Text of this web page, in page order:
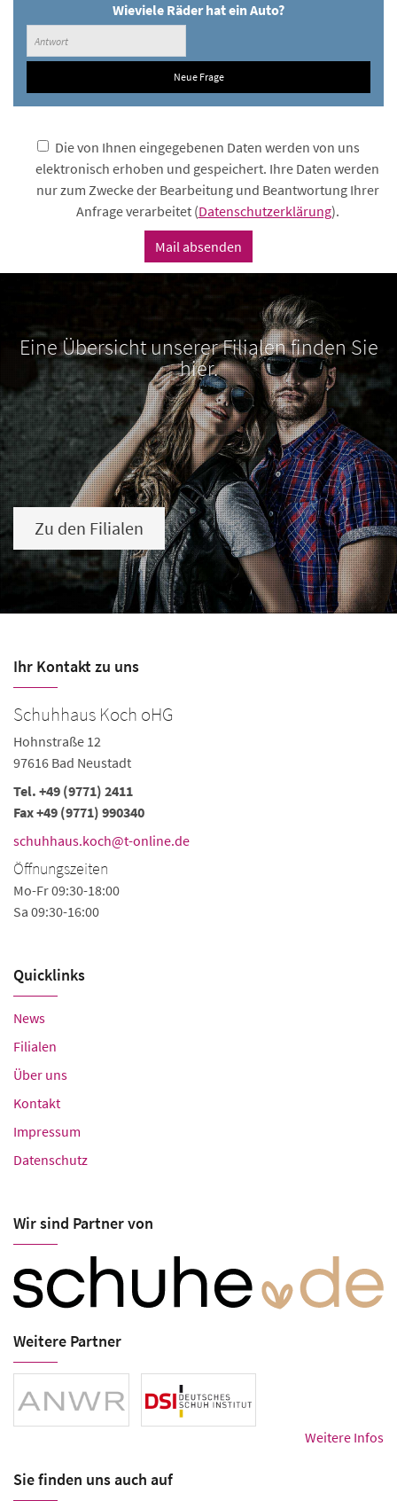
Wieviele Räder hat ein Auto?
Neue Frage
Die von Ihnen eingegebenen Daten werden von uns
elektronisch erhoben und gespeichert. Ihre Daten werden
nur zum Zwecke der Bearbeitung und Beantwortung Ihrer
Anfrage verarbeitet (Datenschutzerklärung).
Eine Übersicht unserer Filialen finden Sie
hier.
Zu den Filialen
Ihr Kontakt zu uns
Schuhhaus Koch oHG
Hohnstraße 12
97616 Bad Neustadt
Tel. +49 (9771) 2411
Fax +49 (9771) 990340
schuhhaus.koch@t-online.de
Öffnungszeiten
Mo-Fr 09:30-18:00
Sa 09:30-16:00
Quicklinks
News
Filialen
Über uns
Kontakt
Impressum
Datenschutz
Wir sind Partner von
Weitere Partner
Weitere Infos
Sie finden uns auch auf